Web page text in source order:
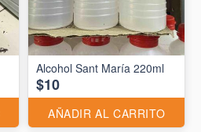
Alcohol Sant María 220ml
$10
AÑADIR AL CARRITO